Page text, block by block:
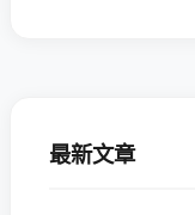
最新文章